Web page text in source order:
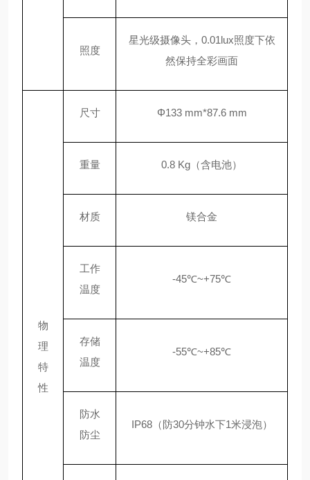
照度
星光级摄像头， 0.01lux照度下依
然保持全彩画面
物
理
特
性
尺寸 Φ133 mm*87.6 mm
重量 0.8 Kg（含电池）
材质 镁合金
工作
温度
-45℃~+75℃
存储
温度
-55℃~+85℃
防水
防尘
IP68（防30分钟水下1米浸泡）